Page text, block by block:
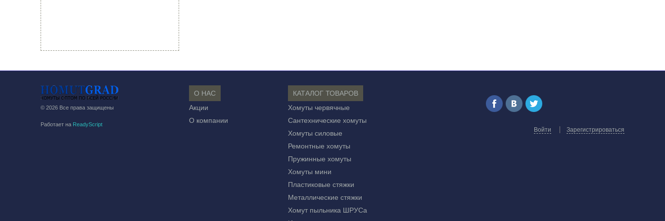
© 2026 Все права защищены
Работает на ReadyScript
О НАС
Акции
О компании
КАТАЛОГ ТОВАРОВ
Хомуты червячные
Сантехнические хомуты
Хомуты силовые
Ремонтные хомуты
Пружинные хомуты
Хомуты мини
Пластиковые стяжки
Металлические стяжки
Хомут пыльника ШРУСа
Войти Зарегистрироваться